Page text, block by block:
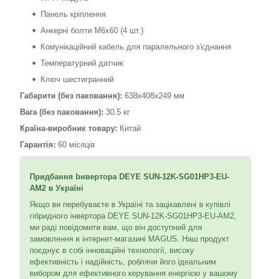
Панель кріплення
Анкерні болти M6x60 (4 шт.)
Комунікаційний кабель для паралельного з'єднання
Температурний датчик
Ключ шестигранний
Габарити (без паковання): 638x408x249 мм
Вага (без паковання): 30.5 кг
Країна-виробник товару: Китай
Гарантія: 60 місяців
Придбання bнвертора DEYE SUN-12K-SG01HP3-EU-
AM2 в Україні
Якщо ви перебуваєте в Україні та зацікавлені в купівлі
гібридного інвертора DEYE SUN-12K-SG01HP3-EU-AM2,
ми раді повідомити вам, що він доступний для
замовлення в інтернет-магазині MAGUS. Наш продукт
поєднує в собі інноваційні технології, високу
ефективність і надійність, роблячи його ідеальним
вибором для ефективного керування енергією у вашому